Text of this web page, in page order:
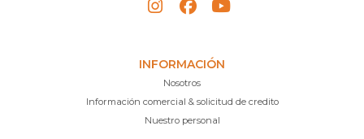
INFORMACIÓN
Nosotros
Información comercial & solicitud de credito
Nuestro personal